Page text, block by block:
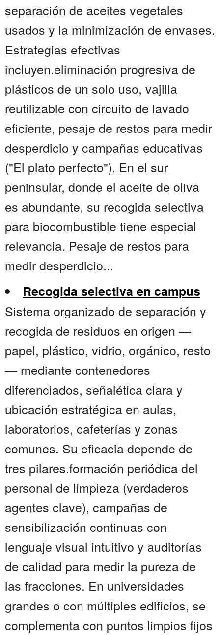
separación de aceites vegetales
usados y la minimización de envases.
Estrategias efectivas
incluyen.eliminación progresiva de
plásticos de un solo uso, vajilla
reutilizable con circuito de lavado
eficiente, pesaje de restos para medir
desperdicio y campañas educativas
("El plato perfecto"). En el sur
peninsular, donde el aceite de oliva
es abundante, su recogida selectiva
para biocombustible tiene especial
relevancia. Pesaje de restos para
medir desperdicio...
Recogida selectiva en campus
Sistema organizado de separación y
recogida de residuos en origen —
papel, plástico, vidrio, orgánico, resto
— mediante contenedores
diferenciados, señalética clara y
ubicación estratégica en aulas,
laboratorios, cafeterías y zonas
comunes. Su eficacia depende de
tres pilares.formación periódica del
personal de limpieza (verdaderos
agentes clave), campañas de
sensibilización continuas con
lenguaje visual intuitivo y auditorías
de calidad para medir la pureza de
las fracciones. En universidades
grandes o con múltiples edificios, se
complementa con puntos limpios fijos